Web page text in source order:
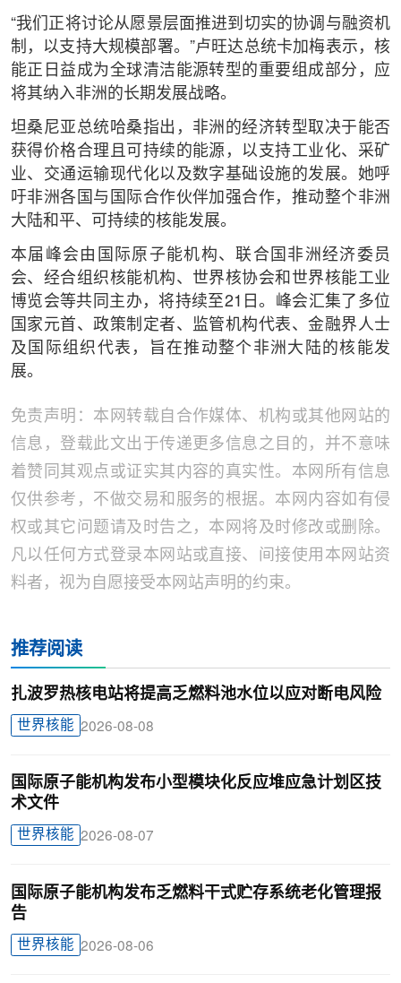
“我们正将讨论从愿景层面推进到切实的协调与融资机
制，以支持大规模部署。”卢旺达总统卡加梅表示，核
能正日益成为全球清洁能源转型的重要组成部分，应
将其纳入非洲的长期发展战略。
坦桑尼亚总统哈桑指出，非洲的经济转型取决于能否
获得价格合理且可持续的能源，以支持工业化、采矿
业、交通运输现代化以及数字基础设施的发展。她呼
吁非洲各国与国际合作伙伴加强合作，推动整个非洲
大陆和平、可持续的核能发展。
本届峰会由国际原子能机构、联合国非洲经济委员
会、经合组织核能机构、世界核协会和世界核能工业
博览会等共同主办，将持续至21日。峰会汇集了多位
国家元首、政策制定者、监管机构代表、金融界人士
及国际组织代表，旨在推动整个非洲大陆的核能发
展。
免责声明：本网转载自合作媒体、机构或其他网站的
信息，登载此文出于传递更多信息之目的，并不意味
着赞同其观点或证实其内容的真实性。本网所有信息
仅供参考，不做交易和服务的根据。本网内容如有侵
权或其它问题请及时告之，本网将及时修改或删除。
凡以任何方式登录本网站或直接、间接使用本网站资
料者，视为自愿接受本网站声明的约束。
推荐阅读
扎波罗热核电站将提高乏燃料池水位以应对断电风险
世界核能 2026-08-08
国际原子能机构发布小型模块化反应堆应急计划区技
术文件
世界核能 2026-08-07
国际原子能机构发布乏燃料干式贮存系统老化管理报
告
世界核能 2026-08-06